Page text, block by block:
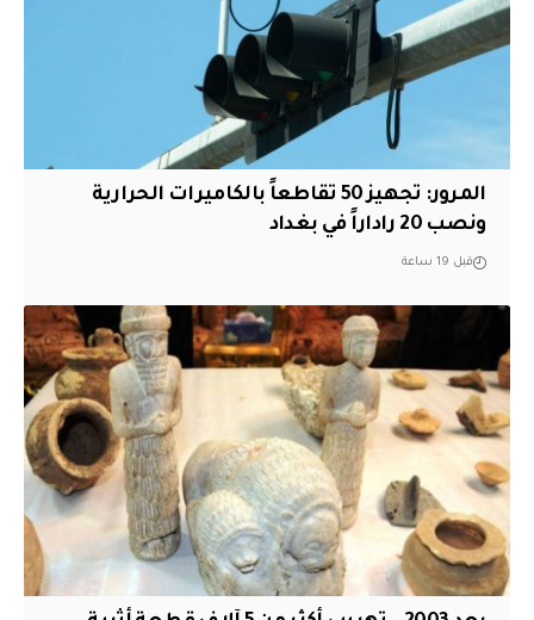
المرور: تجهيز 50 تقاطعاً بالكاميرات الحرارية
ونصب 20 راداراً في بغداد
قبل 19 ساعة